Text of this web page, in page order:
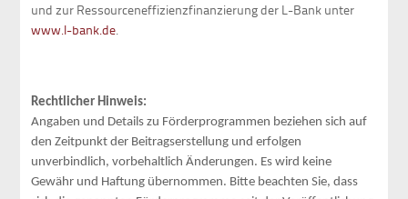
und zur Ressourceneffizienzfinanzierung der L-Bank unter
www.l-bank.de.
Rechtlicher Hinweis:
Angaben und Details zu Förderprogrammen beziehen sich auf
den Zeitpunkt der Beitragserstellung und erfolgen
unverbindlich, vorbehaltlich Änderungen. Es wird keine
Gewähr und Haftung übernommen. Bitte beachten Sie, dass